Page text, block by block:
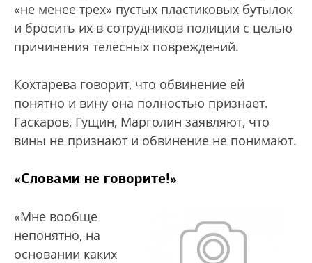
«не менее трех» пустых пластиковых бутылок
и бросить их в сотрудников полиции с целью
причинения телесных повреждений.
Кохтарева говорит, что обвинение ей
понятно и вину она полностью признает.
Гаскаров, Гущин, Марголин заявляют, что
вины не признают и обвинение не понимают.
«Словами не говорите!»
«Мне вообще
непонятно, на
основании каких